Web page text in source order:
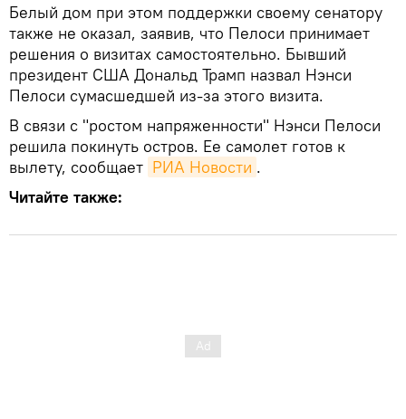
Белый дом при этом поддержки своему сенатору
также не оказал, заявив, что Пелоси принимает
решения о визитах самостоятельно. Бывший
президент США Дональд Трамп назвал Нэнси
Пелоси сумасшедшей из-за этого визита.
В связи с "ростом напряженности" Нэнси Пелоси
решила покинуть остров. Ее самолет готов к
вылету, сообщает РИА Новости .
Читайте также: